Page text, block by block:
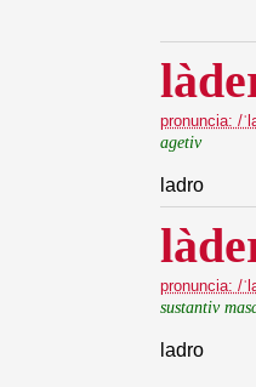
pronuncia: /
agetiv
ladro
pronuncia: /
sustantiv
ladro